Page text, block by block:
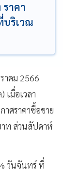
ราคา
บริเวณ
าคม 2566
เมื่อเวลา
าศราคาซื้อขาย
าท ส่วนสัปดาห์
วันจันทร์ ที่